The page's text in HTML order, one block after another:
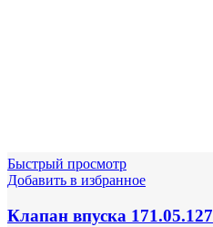
Быстрый просмотр
Добавить в избранное
Клапан впуска 171.05.127